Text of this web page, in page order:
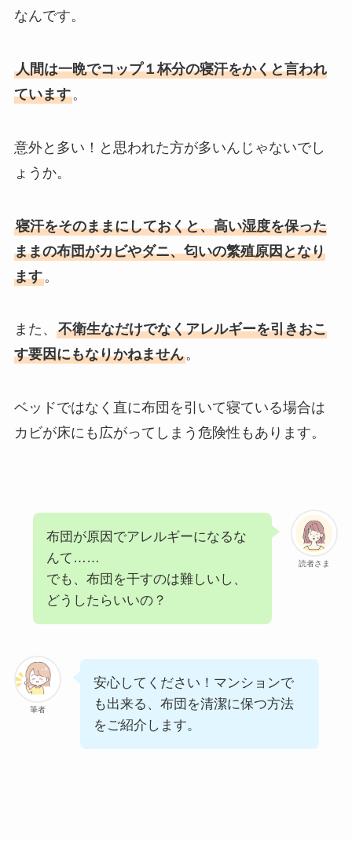
なんです。
人間は一晩でコップ１杯分の寝汗をかくと言われ
ています。
意外と多い！と思われた方が多いんじゃないでし
ょうか。
寝汗をそのままにしておくと、高い湿度を保った
ままの布団がカビやダニ、匂いの繁殖原因となり
ます。
また、 不衛生なだけでなくアレルギーを引きおこ
す要因にもなりかねません。
ベッドではなく直に布団を引いて寝ている場合は
カビが床にも広がってしまう危険性もあります。
読者さま
布団が原因でアレルギーになるな
んて……
でも、布団を干すのは難しいし、
どうしたらいいの？
筆者
安心してください！マンションで
も出来る、布団を清潔に保つ方法
をご紹介します。